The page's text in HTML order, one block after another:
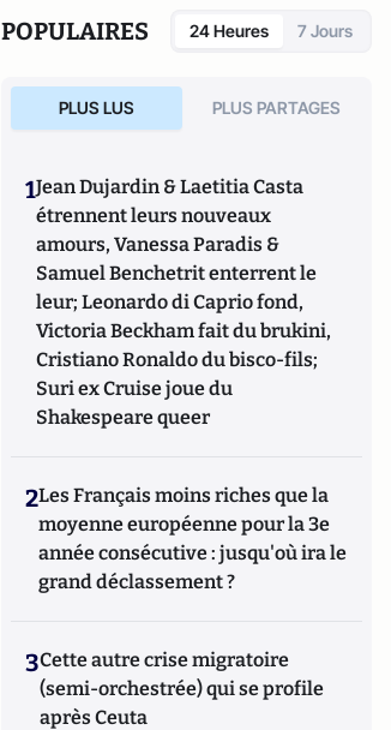
POPULAIRES 24 Heures 7 Jours
PLUS LUS PLUS PARTAGES
1Jean Dujardin & Laetitia Casta
étrennent leurs nouveaux
amours, Vanessa Paradis &
Samuel Benchetrit enterrent le
leur; Leonardo di Caprio fond,
Victoria Beckham fait du brukini,
Cristiano Ronaldo du bisco-fils;
Suri ex Cruise joue du
Shakespeare queer
2Les Français moins riches que la
moyenne européenne pour la 3e
année consécutive : jusqu'où ira le
grand déclassement ?
3Cette autre crise migratoire
(semi-orchestrée) qui se profile
après Ceuta